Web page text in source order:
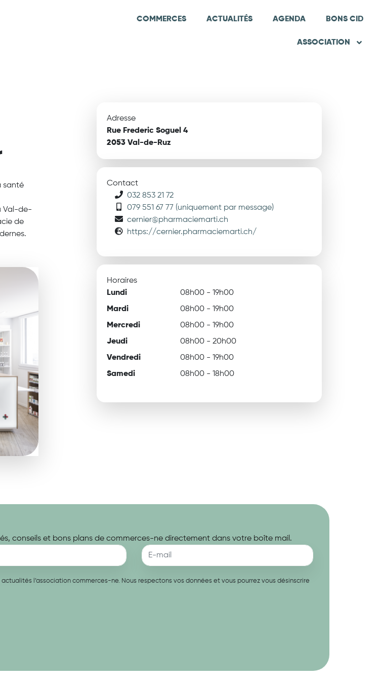
COMMERCES ACTUALITÉS AGENDA BONS CID
ASSOCIATION
santé
Val-de-
de
Adresse
Rue Frederic Soguel 4
2053 Val-de-Ruz
Contact
032 853 21 72
079 551 67 77 (uniquement par message)
cernier@pharmaciemarti.ch
https://cernier.pharmaciemarti.ch/
Horaires
Lundi
08h00 - 19h00
Mardi
08h00 - 19h00
Mercredi
08h00 - 19h00
Jeudi
08h00 - 20h00
Vendredi
08h00 - 19h00
Samedi
08h00 - 18h00
conseils et bons plans de commerces-ne directement dans votre boîte mail.
l’association commerces-ne. Nous respectons vos données et vous pourrez vous désinscrire